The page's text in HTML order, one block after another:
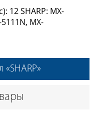
12 SHARP: MX-
MX-
«SHARP»